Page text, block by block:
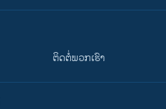
ຕິດຕໍ່ພວກເຮົາ